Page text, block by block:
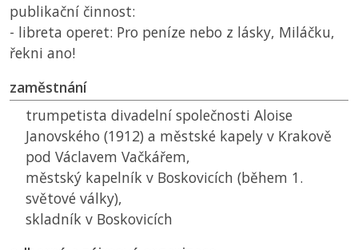
publikační činnost:
- libreta operet: Pro peníze nebo z lásky, Miláčku,
řekni ano!
zaměstnání
trumpetista divadelní společnosti Aloise
Janovského (1912) a městské kapely v Krakově
pod Václavem Vačkářem,
městský kapelník v Boskovicích (během 1.
světové války),
skladník v Boskovicích